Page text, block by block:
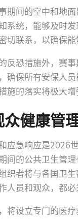
期间的空中和地
系统，能够及时
切联系，以确保
反恐措施外，赛
确保所有安保人
施的落实将极大
健康管
应急响应是2026
间的公共卫生管
织者将与各国卫
人员和观众，都
将设立专门的医